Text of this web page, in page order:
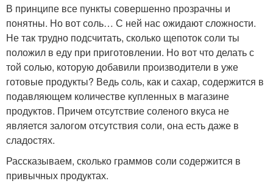
В принципе все пункты совершенно прозрачны и
понятны. Но вот соль… С ней нас ожидают сложности.
Не так трудно подсчитать, сколько щепоток соли ты
положил в еду при приготовлении. Но вот что делать с
той солью, которую добавили производители в уже
готовые продукты? Ведь соль, как и сахар, содержится в
подавляющем количестве купленных в магазине
продуктов. Причем отсутствие соленого вкуса не
является залогом отсутствия соли, она есть даже в
сладостях.
Рассказываем, сколько граммов соли содержится в
привычных продуктах.